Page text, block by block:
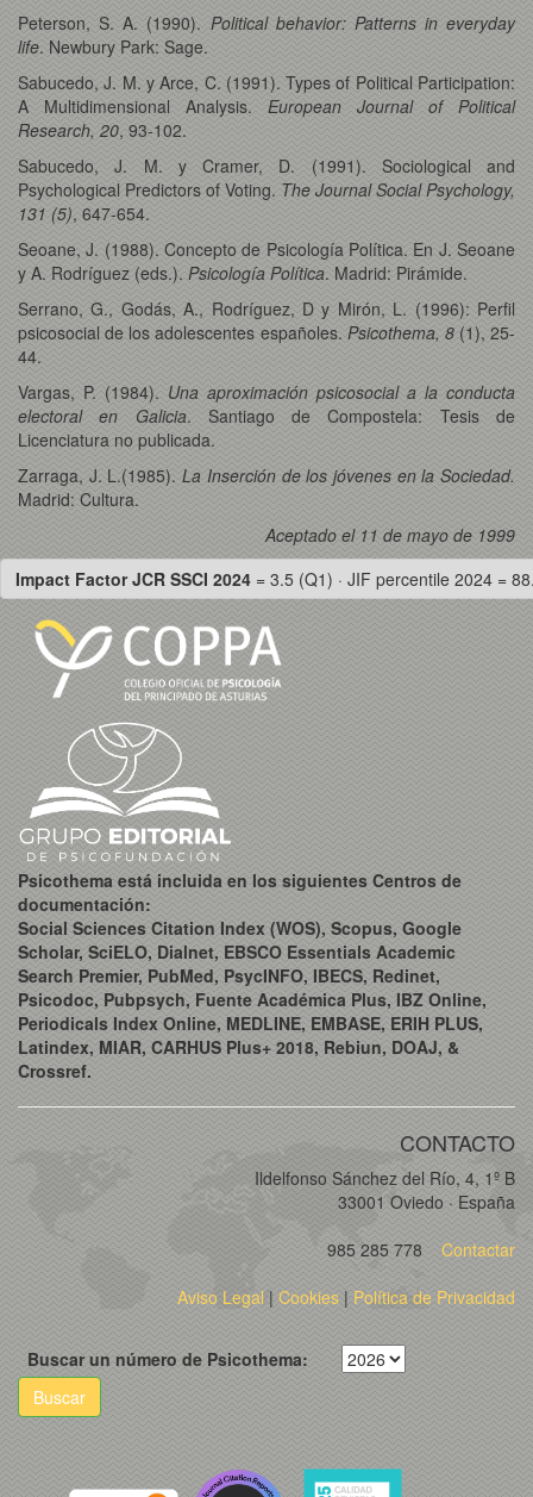
Peterson, S. A. (1990). Political behavior: Patterns in everyday
life. Newbury Park: Sage.
Sabucedo, J. M. y Arce, C. (1991). Types of Political Participation:
A Multidimensional Analysis. European Journal of Political
Research, 20, 93-102.
Sabucedo, J. M. y Cramer, D. (1991). Sociological and
Psychological Predictors of Voting. The Journal Social Psychology,
131 (5), 647-654.
Seoane, J. (1988). Concepto de Psicología Política. En J. Seoane
y A. Rodríguez (eds.). Psicología Política. Madrid: Pirámide.
Serrano, G., Godás, A., Rodríguez, D y Mirón, L. (1996): Perfil
psicosocial de los adolescentes españoles. Psicothema, 8(1), 25-
44.
Vargas, P. (1984). Una aproximación psicosocial a la conducta
electoral en Galicia. Santiago de Compostela: Tesis de
Licenciatura no publicada.
Zarraga, J. L.(1985).La Inserción de los jóvenes en la Sociedad.
Madrid: Cultura.
Aceptado el 11 de mayo de 1999
Impact Factor JCR SSCI 2024 = 3.5 (Q1) · JIF percentile 2024 =
Psicothema está incluida en los siguientes Centros de
documentación:
Social Sciences Citation Index (WOS), Scopus, Google
Scholar, SciELO, Dialnet, EBSCO Essentials Academic
Search Premier, PubMed, PsycINFO, IBECS, Redinet,
Psicodoc, Pubpsych, Fuente Académica Plus, IBZ Online,
Periodicals Index Online, MEDLINE, EMBASE, ERIH PLUS,
Latindex, MIAR, CARHUS Plus+ 2018, Rebiun, DOAJ, &
Crossref.
CONTACTO
Ildelfonso Sánchez del Río, 4, 1º B
33001 Oviedo · España
985 285 778
Contactar
Aviso Legal| Cookies | Política de Privacidad
Buscar un número de Psicothema:
Buscar